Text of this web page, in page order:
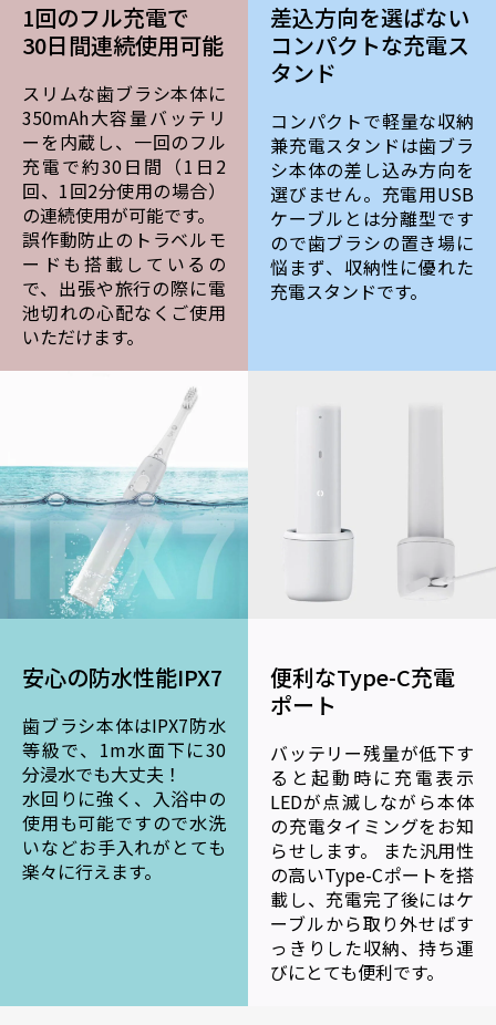
1回のフル充電で
30日間連続使用可能
スリムな歯ブラシ本体に
350mAh大容量バッテリ
ーを内蔵し、一回のフル
充電で約30日間（1日2
回、1回2分使用の場合）
の連続使用が可能です。
誤作動防止のトラベルモ
ードも搭載しているの
で、出張や旅行の際に電
池切れの心配なくご使用
いただけます。
差込方向を選ばない
コンパクトな充電ス
タンド
コンパクトで軽量な収納
兼充電スタンドは歯ブラ
シ本体の差し込み方向を
選びません。充電用USB
ケーブルとは分離型です
ので歯ブラシの置き場に
悩まず、収納性に優れた
充電スタンドです。
安心の防水性能IPX7
歯ブラシ本体はIPX7防水
等級で、1m水面下に30
分浸水でも大丈夫！
水回りに強く、入浴中の
使用も可能ですので水洗
いなどお手入れがとても
楽々に行えます。
便利なType-C充電
ポート
バッテリー残量が低下す
ると起動時に充電表示
LEDが点滅しながら本体
の充電タイミングをお知
らせします。 また汎用性
の高いType-Cポートを搭
載し、充電完了後にはケ
ーブルから取り外せばす
っきりした収納、持ち運
びにとても便利です。